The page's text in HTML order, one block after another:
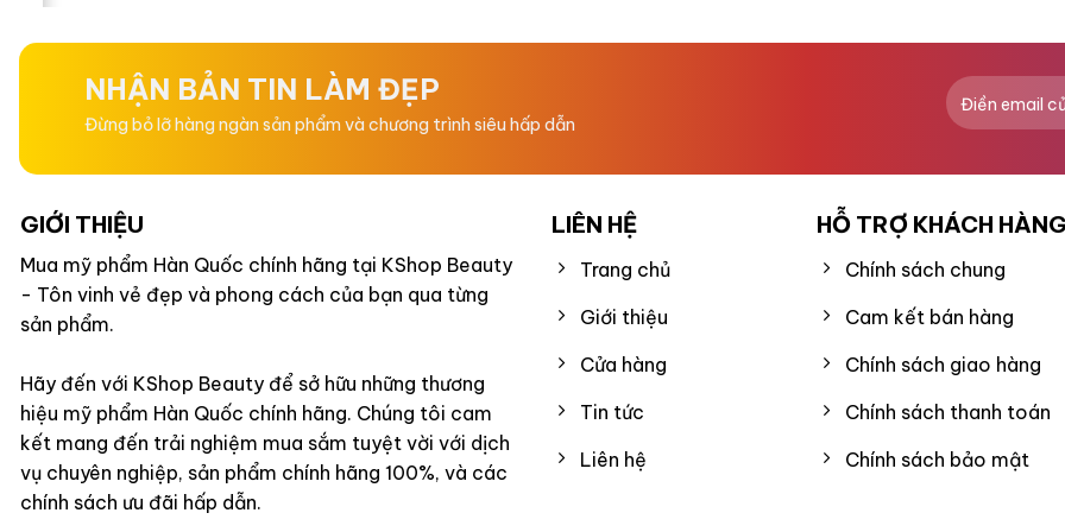
5
5
5
NHẬN BẢN TIN LÀM ĐẸP
Đừng bỏ lỡ hàng ngàn sản phẩm và chương trình siêu hấp dẫn
GIỚI THIỆU
Mua mỹ phẩm Hàn Quốc chính hãng tại KShop Beauty
- Tôn vinh vẻ đẹp và phong cách của bạn qua từng
sản phẩm.
Hãy đến với KShop Beauty để sở hữu những thương
hiệu mỹ phẩm Hàn Quốc chính hãng. Chúng tôi cam
kết mang đến trải nghiệm mua sắm tuyệt vời với dịch
vụ chuyên nghiệp, sản phẩm chính hãng 100%, và các
chính sách ưu đãi hấp dẫn.
LIÊN HỆ
Trang chủ
Giới thiệu
Cửa hàng
Tin tức
Liên hệ
HỖ TRỢ KHÁCH HÀNG
Chính sách chung
Cam kết bán hàng
Chính sách giao hàng
Chính sách thanh toán
Chính sách bảo mật